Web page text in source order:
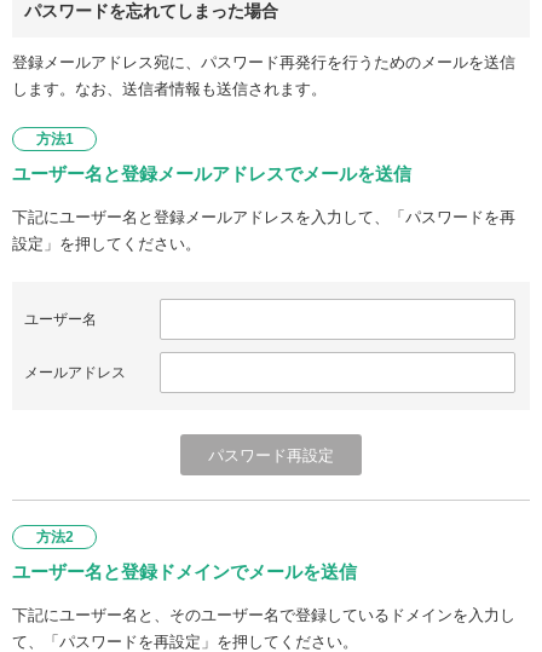
パスワードを忘れてしまった場合
登録メールアドレス宛に、パスワード再発行を行うためのメールを送信
します。なお、送信者情報も送信されます。
方法1
ユーザー名と登録メールアドレスでメールを送信
下記にユーザー名と登録メールアドレスを入力して、「パスワードを再
設定」を押してください。
ユーザー名
メールアドレス
方法2
ユーザー名と登録ドメインでメールを送信
下記にユーザー名と、そのユーザー名で登録しているドメインを入力し
て、「パスワードを再設定」を押してください。